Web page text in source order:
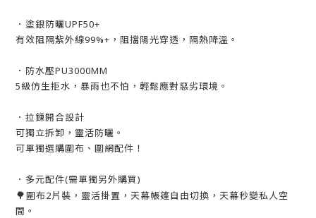
．塗銀防曬UPF50+
有效阻隔紫外線99%+，阻擋陽光穿透，隔熱降溫。
．防水壓PU3000MM
5級仿生拒水，暴雨也不怕，輕鬆應對惡劣環境。
．拉鍊開合設計
可獨立拆卸，靈活防曬。
可單獨選購圍布、圍網配件！
．多元配件(需單獨另外購買)
🌳圍布2片裝，靈活掛置，天幕帳篷自由切換，天幕秒變私人空
間。